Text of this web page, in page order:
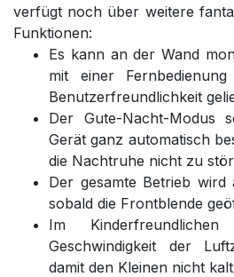
verfügt noch über weitere
Funktionen:
Es kann an der Wand
mit einer
Benutzerfreundlichkeit
Der Gute-Nacht-Modus
Gerät ganz automatisch
die Nachtruhe nicht zu
Der gesamte Betrieb wird
sobald die Frontblende
Im Kinderfreundlichen
Geschwindigkeit der
damit den Kleinen nicht